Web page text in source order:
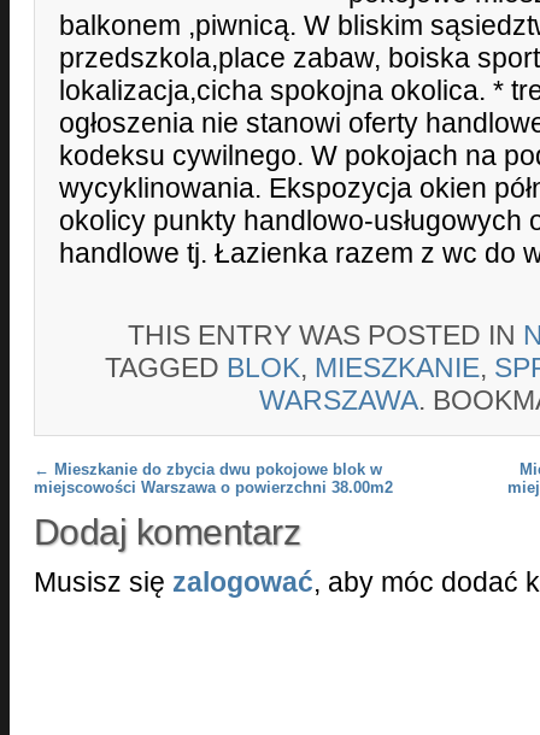
balkonem ,piwnicą. W bliskim
przedszkola,place zabaw, boiska
lokalizacja,cicha spokojna okolica. *
ogłoszenia nie stanowi oferty
kodeksu cywilnego. W pokojach na
wycyklinowania. Ekspozycja okien
okolicy punkty handlowo-usługowych
handlowe tj. Łazienka razem z wc do
THIS ENTRY WAS POSTED IN
TAGGED BLOK, MIESZKANIE,
WARSZAWA.
Post navigation
← Mieszkanie do zbycia dwu pokojowe blok w
miejscowości Warszawa o powierzchni 38.00m2
Dodaj komentarz
Musisz się zalogować, aby móc dodać